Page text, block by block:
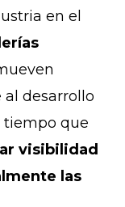
en el
desarrollo
tiempo que
visibilidad
las